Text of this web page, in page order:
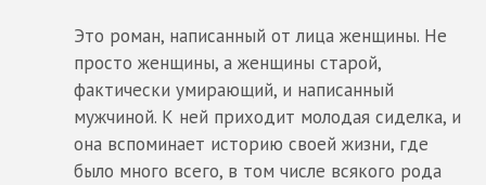
Это роман, написанный от лица женщины. Не
просто женщины, а женщины старой,
фактически умирающий, и написанный
мужчиной. К ней приходит молодая сиделка, и
она вспоминает историю своей жизни, где
было много всего, в том числе всякого рода